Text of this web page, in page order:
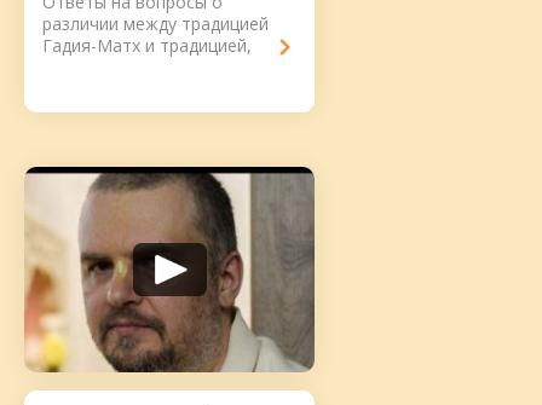
различии между традицией
Гадия-Матх и традицией,